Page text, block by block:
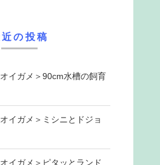
の投稿
イガメ＞90cm水槽の飼育
イガメ＞ミシニとドジョ
イガメ＞ピタッとランド